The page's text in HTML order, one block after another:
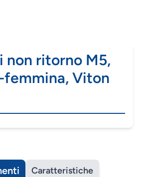
non ritorno M5,
Viton
Caratteristiche